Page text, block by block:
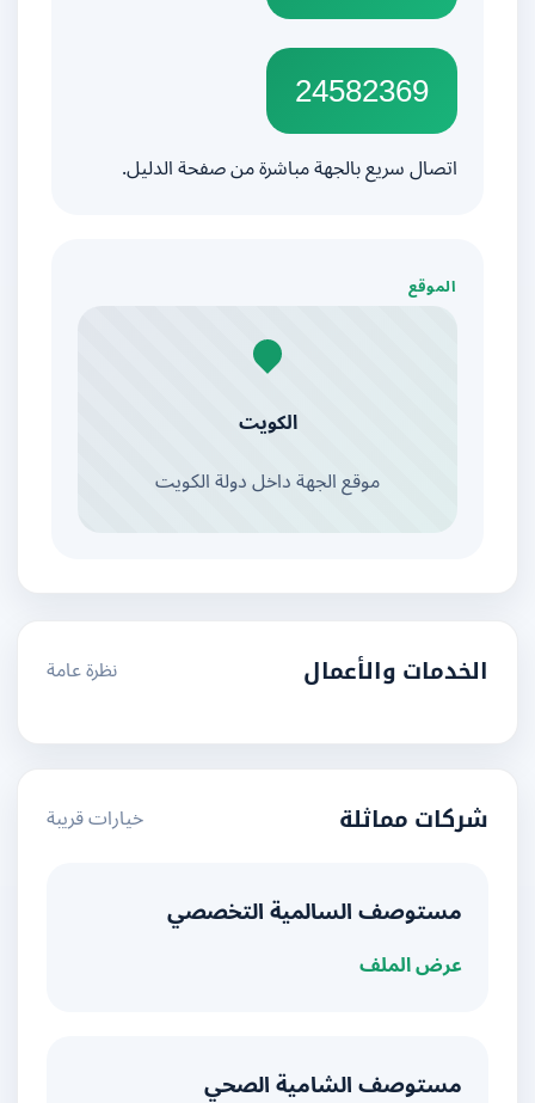
24582369
اتصال سريع بالجهة مباشرة من صفحة الدليل.
الموقع
الكويت
موقع الجهة داخل دولة الكويت
الخدمات والأعمال نظرة عامة
شركات مماثلة خيارات قريبة
مستوصف السالمية التخصصي
عرض الملف
مستوصف الشامية الصحي